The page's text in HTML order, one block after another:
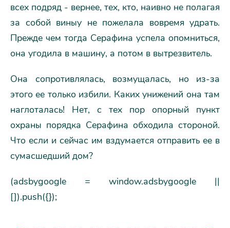
всех подряд - вернее, тех, кто, наивно не полагая
за собой виныу не пожелала вовремя удрать.
Прежде чем тогда Серафина успела опомниться,
она угодила в машину, а потом в вытрезвитель.
Она сопротивлялась, возмущалась, но из-за
этого ее только избили. Каких унижений она там
наглоталась! Нет, с тех пор опорный пункт
охраны порядка Серафина обходила стороной.
Что если и сейчас им вздумается отправить ее в
сумасшедший дом?
(adsbygoogle = window.adsbygoogle ||
[]).push({});